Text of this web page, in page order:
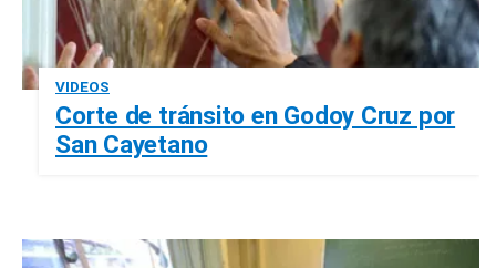
VIDEOS
Corte de tránsito en Godoy Cruz por
San Cayetano